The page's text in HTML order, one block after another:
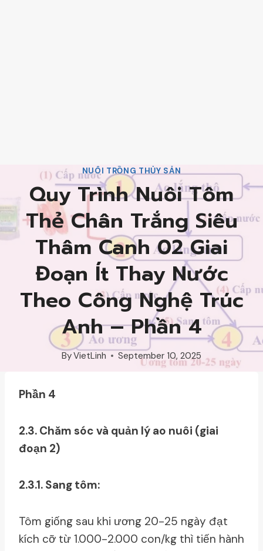
NUÔI TRỒNG THỦY SẢN
Quy Trình Nuôi Tôm
Thẻ Chân Trắng Siêu
Thâm Canh 02 Giai
Đoạn Ít Thay Nước
Theo Công Nghệ Trúc
Anh – Phần 4
ByVietLinh September 10, 2025
Phần 4
2.3. Chăm sóc và quản lý ao nuôi (giai
đoạn 2)
2.3.1. Sang tôm:
Tôm giống sau khi ương 20-25 ngày đạt
kích cỡ từ 1.000-2.000 con/kg thì tiến hành